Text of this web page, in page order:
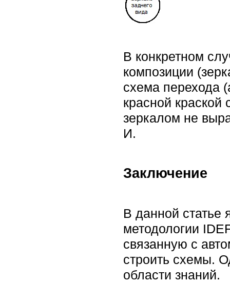
В конкретном
композиции
схема перехода
красной
зеркалом не
И.
Заключение
В данной статье
методологии
связанную с
строить схемы.
области знаний.